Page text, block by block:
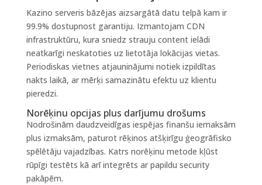
Kazino serveris bāzējas aizsargātā datu telpā kam ir
99.9% dostupnost garantiju. Izmantojam CDN
infrastruktūru, kura sniedz strauju content ielādi
neatkarīgi neskatoties uz lietotāja lokācijas vietas.
Periodiskas vietnes atjauninājumi notiek izpildītas
nakts laikā, ar mērķi samazinātu efektu uz klientu
pieredzi.
Norēķinu opcijas plus darījumu drošums
Nodrošinām daudzveidīgas iespējas finanšu iemaksām
plus izmaksām, paturot rēķinos atšķirīgu ģeogrāfisko
spēlētāju vajadzības. Katrs norēķinu metode kļūst
rūpīgi testēts kā arī integrēts ar papildu security
pakāpēm.